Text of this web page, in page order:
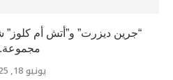
“جرين ديزرت” و”أتش أم كلوز”
يونيو 18, 2025